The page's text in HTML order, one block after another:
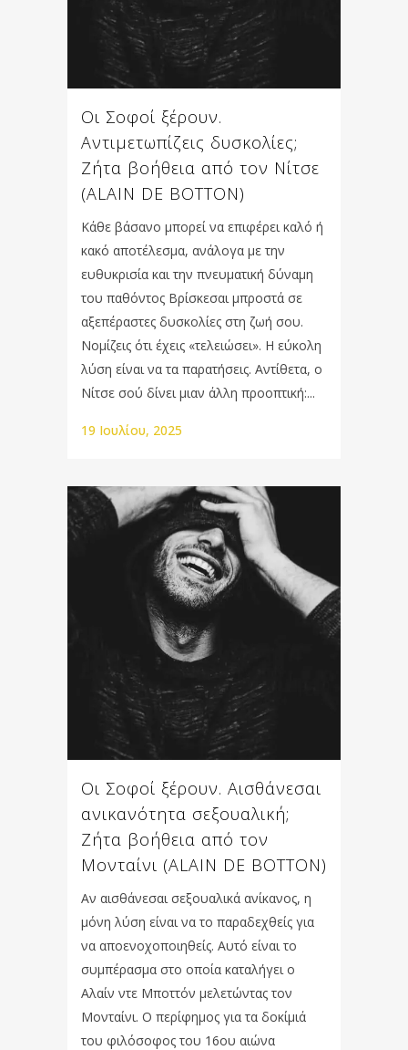
Οι Σοφοί ξέρουν.
Αντιμετωπίζεις δυσκολίες;
Ζήτα βοήθεια από τον Νίτσε
(ALAIN DE BOTTON)
Κάθε βάσανο μπορεί να επιφέρει καλό ή
κακό αποτέλεσμα, ανάλογα με την
ευθυκρισία και την πνευματική δύναμη
του παθόντος Bρίσκεσαι μπροστά σε
αξεπέραστες δυσκολίες στη ζωή σου.
Νομίζεις ότι έχεις «τελειώσει». Η εύκολη
λύση είναι να τα παρατήσεις. Αντίθετα, ο
Νίτσε σού δίνει μιαν άλλη προοπτική:...
19 Ιουλίου, 2025
Οι Σοφοί ξέρουν. Αισθάνεσαι
ανικανότητα σεξουαλική;
Ζήτα βοήθεια από τον
Μονταίνι (ALAIN DE BOTTON)
Aν αισθάνεσαι σεξουαλικά ανίκανος, η
μόνη λύση είναι να το παραδεχθείς για
να αποενοχοποιηθείς. Αυτό είναι το
συμπέρασμα στο οποία καταλήγει ο
Αλαίν ντε Μποττόν μελετώντας τον
Μονταίνι. Ο περίφημος για τα δοκίμιά
του φιλόσοφος του 16ου αιώνα